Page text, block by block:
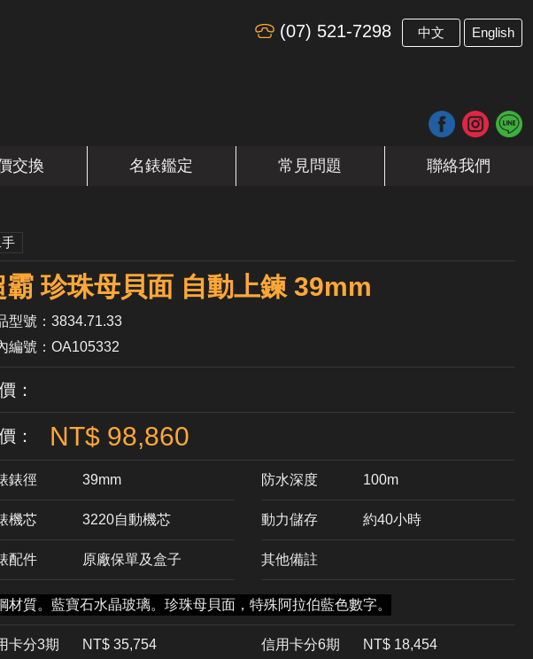
(07) 521-7298 中文 English
交換 名錶鑑定 常見問題 聯絡我們
霸 珍珠母貝面 自動上鍊 39mm
型號：3834.71.33
編號：OA105332
：
： NT$ 98,860
錶徑 39mm 防水深度 100m
機芯 ​3220自動機芯 動力儲存 約40小時
配件 原廠保單及盒子 其他備註
材質。 藍寶石水晶玻璃。珍珠母貝面，特殊阿拉伯藍色數字。
卡分3期 ​NT$ 35,754 信用卡分6期 NT$ 18,454